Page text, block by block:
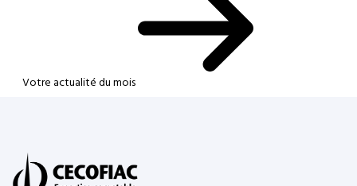
Votre actualité du mois